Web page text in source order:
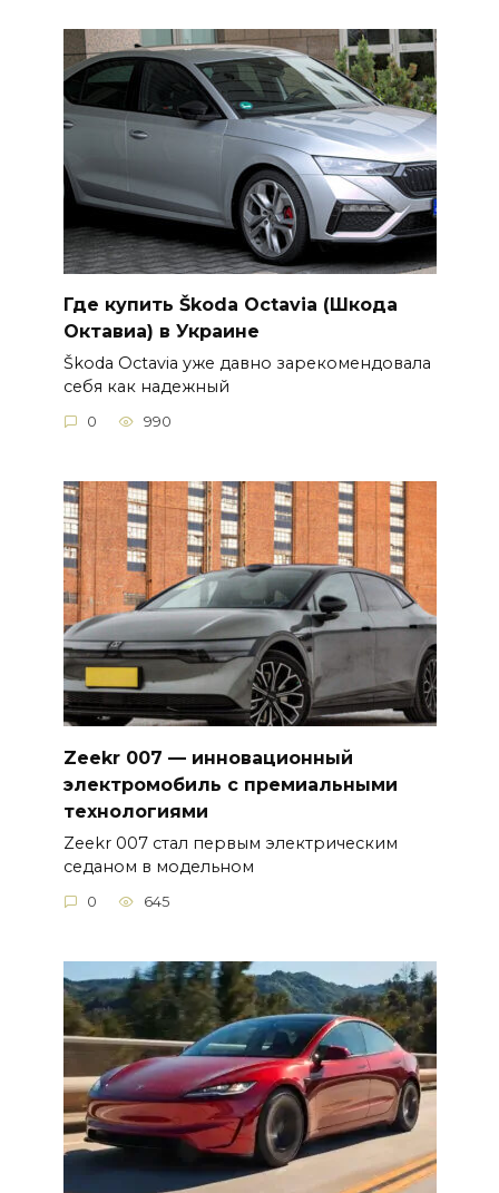
Где купить Škoda Octavia (Шкода
Октавиа) в Украине
Škoda Octavia уже давно зарекомендовала
себя как надежный
0 990
Zeekr 007 — инновационный
электромобиль с премиальными
технологиями
Zeekr 007 стал первым электрическим
седаном в модельном
0 645